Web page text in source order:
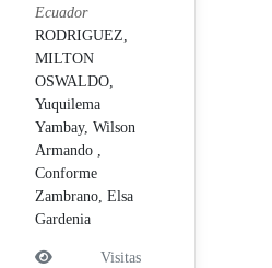
Ecuador
RODRIGUEZ,
MILTON
OSWALDO,
Yuquilema
Yambay, Wilson
Armando ,
Conforme
Zambrano, Elsa
Gardenia
Visitas